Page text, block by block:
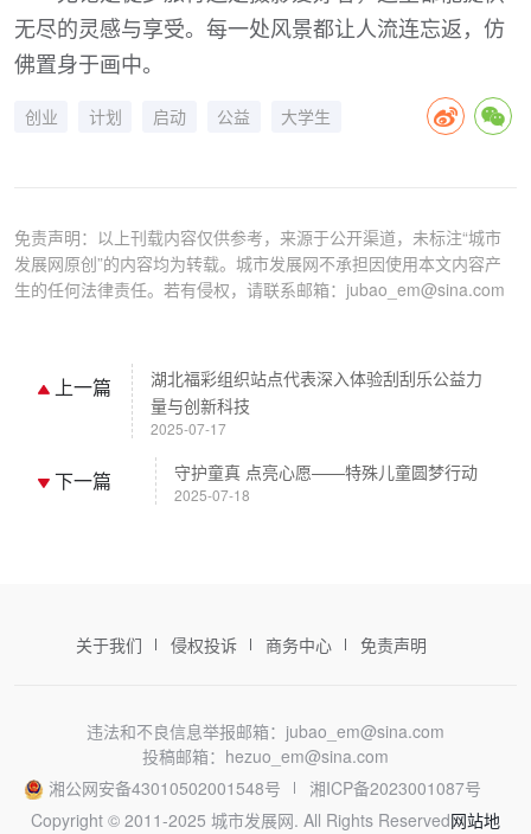
无尽的灵感与享受。每一处风景都让人流连忘返，仿
佛置身于画中。
创业 计划 启动 公益 大学生
免责声明：以上刊载内容仅供参考，来源于公开渠道，未标注“城市
发展网原创”的内容均为转载。城市发展网不承担因使用本文内容产
生的任何法律责任。若有侵权，请联系邮箱：jubao_em@sina.com
上一篇
湖北福彩组织站点代表深入体验刮刮乐公益力
量与创新科技
2025-07-17
下一篇 守护童真 点亮心愿——特殊儿童圆梦行动
2025-07-18
关于我们 侵权投诉 商务中心 免责声明
违法和不良信息举报邮箱：jubao_em@sina.com
投稿邮箱：hezuo_em@sina.com
湘公网安备43010502001548号
湘ICP备2023001087号
Copyright © 2011-2025 城市发展网. All Rights Reserved网站地